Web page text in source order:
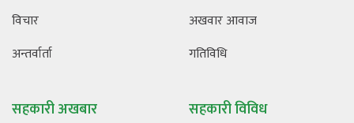
विचार
अन्तर्वार्ता
अखवार आवाज
गतिविधि
सहकारी अखबार सहकारी विविध